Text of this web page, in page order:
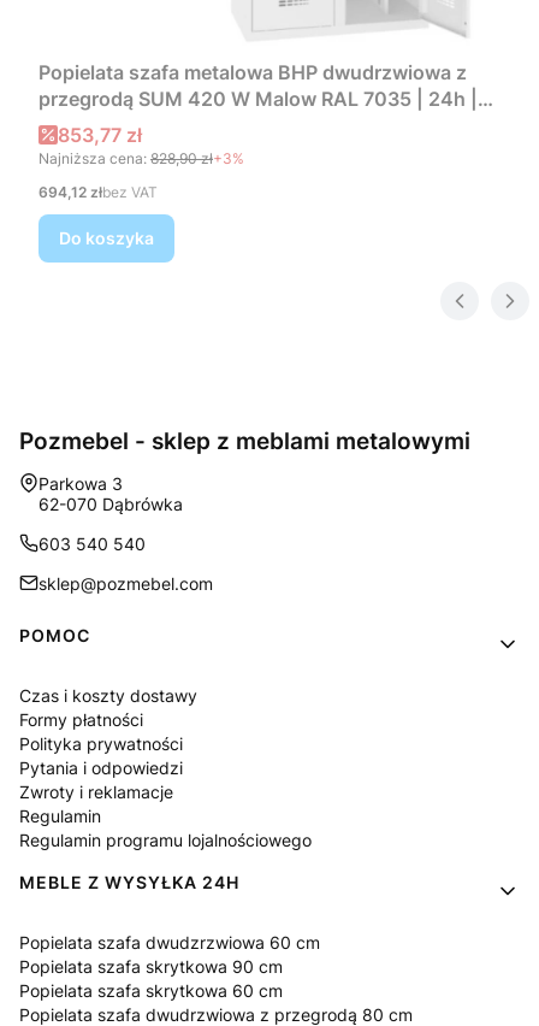
Popielata szafa metalowa BHP dwudrzwiowa z
przegrodą SUM 420 W Malow RAL 7035 | 24h |
darmowa dostawa
Cena promocyjna
853,77 zł
Najniższa cena: 828,90 zł+3%
Cena
694,12 złbez VAT
Do koszyka
Pozmebel - sklep z meblami metalowymi
Adres:
Parkowa 3
62-070 Dąbrówka
603 540 540
sklep@pozmebel.com
Linki w stopce
POMOC
Czas i koszty dostawy
Formy płatności
Polityka prywatności
Pytania i odpowiedzi
Zwroty i reklamacje
Regulamin
Regulamin programu lojalnościowego
MEBLE Z WYSYŁKA 24H
Popielata szafa dwudzrzwiowa 60 cm
Popielata szafa skrytkowa 90 cm
Popielata szafa skrytkowa 60 cm
Popielata szafa dwudrzwiowa z przegrodą 80 cm